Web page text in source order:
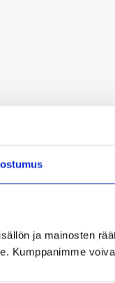
ja mainosten
Kumppanimme